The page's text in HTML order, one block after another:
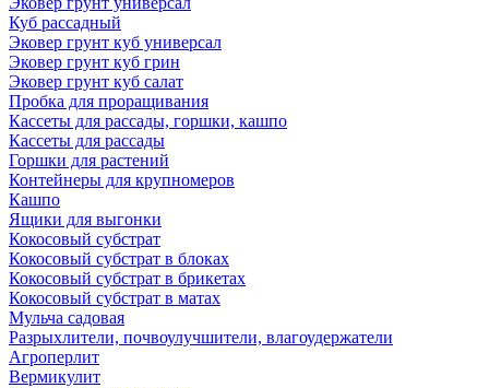
Куб рассадный
Эковер грунт куб универсал
Эковер грунт куб грин
Эковер грунт куб салат
Пробка для проращивания
Кассеты для рассады, горшки, кашпо
Кассеты для рассады
Горшки для растений
Контейнеры для крупномеров
Кашпо
Ящики для выгонки
Кокосовый субстрат
Кокосовый субстрат в блоках
Кокосовый субстрат в брикетах
Кокосовый субстрат в матах
Мульча садовая
Разрыхлители, почвоулучшители, влагоудержатели
Агроперлит
Вермикулит